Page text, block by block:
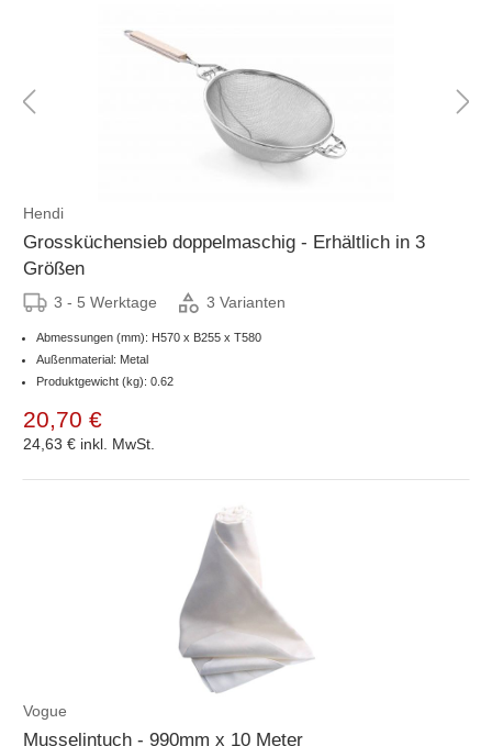
Hendi
Grossküchensieb doppelmaschig - Erhältlich in 3
Größen
3 - 5 Werktage 3 Varianten
Abmessungen (mm): H570 x B255 x T580
Außenmaterial: Metal
Produktgewicht (kg): 0.62
20,70 €
24,63 € inkl. MwSt.
Vogue
Musselintuch - 990mm x 10 Meter